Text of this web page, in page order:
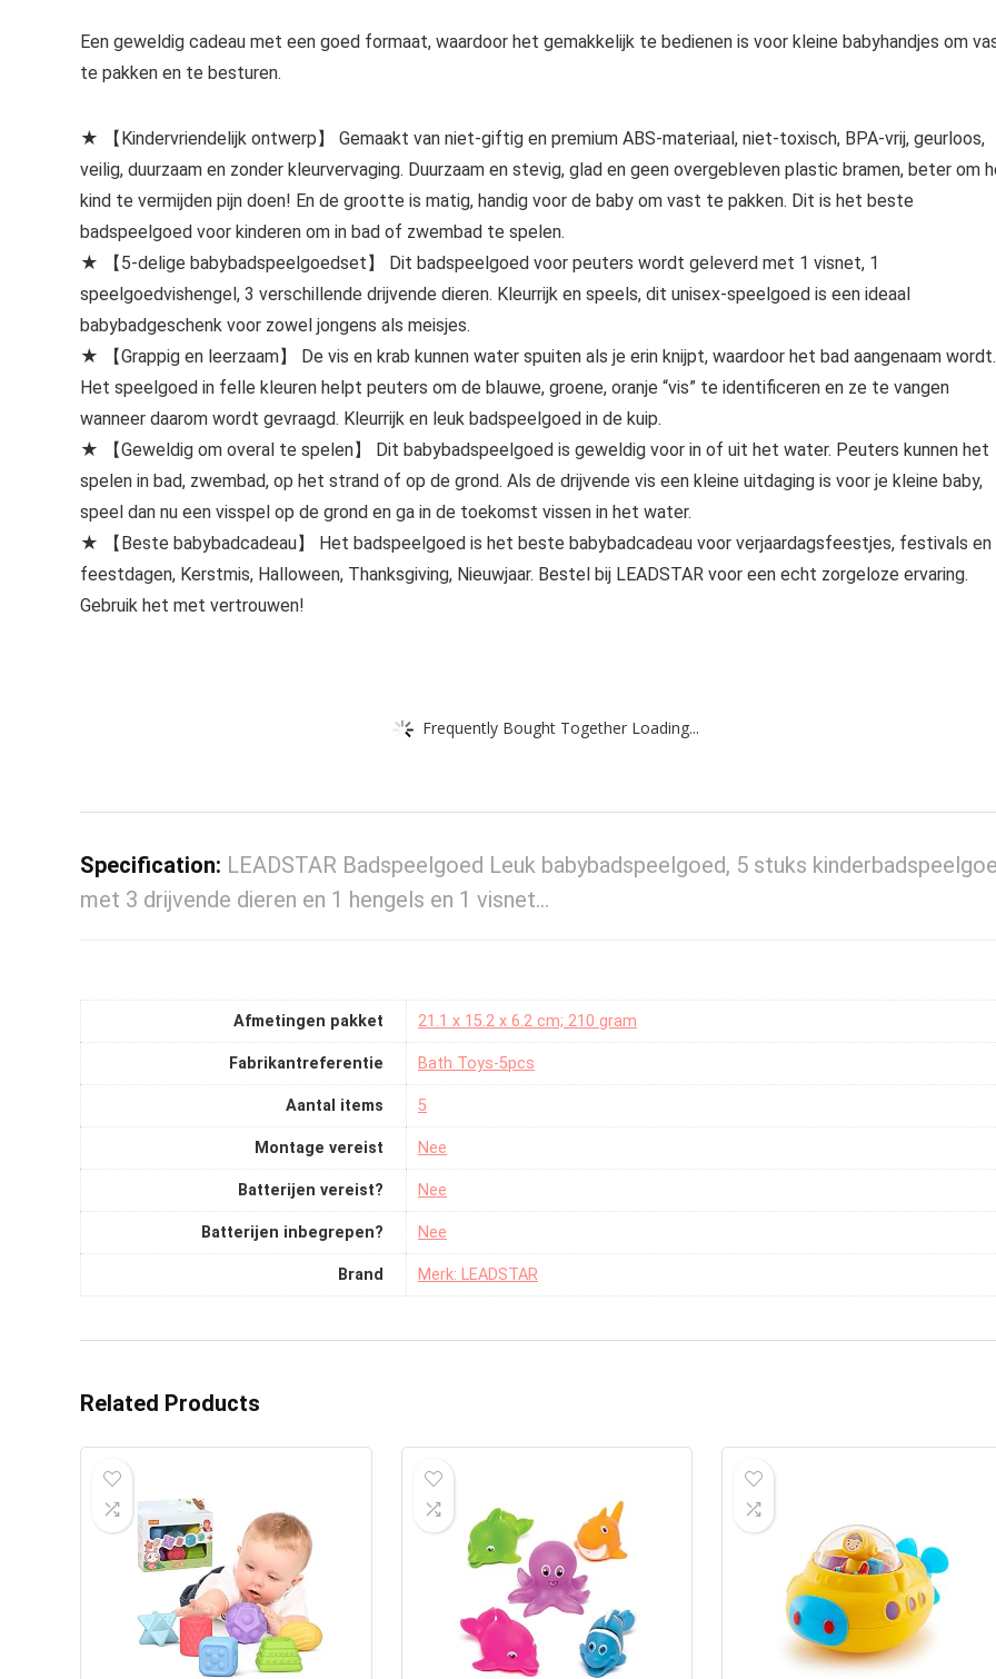
Een geweldig cadeau met een goed formaat, waardoor het gemakkelijk te bedienen is voor kleine babyhandjes om
te pakken en te besturen.
★ 【Kindervriendelijk ontwerp】 Gemaakt van niet-giftig en premium ABS-materiaal, niet-toxisch, BPA-vrij, geurloos,
veilig, duurzaam en zonder kleurvervaging. Duurzaam en stevig, glad en geen overgebleven plastic bramen, beter om
kind te vermijden pijn doen! En de grootte is matig, handig voor de baby om vast te pakken. Dit is het beste
badspeelgoed voor kinderen om in bad of zwembad te spelen.
★ 【5-delige babybadspeelgoedset】 Dit badspeelgoed voor peuters wordt geleverd met 1 visnet, 1
speelgoedvishengel, 3 verschillende drijvende dieren. Kleurrijk en speels, dit unisex-speelgoed is een ideaal
babybadgeschenk voor zowel jongens als meisjes.
★ 【Grappig en leerzaam】 De vis en krab kunnen water spuiten als je erin knijpt, waardoor het bad aangenaam wordt.
Het speelgoed in felle kleuren helpt peuters om de blauwe, groene, oranje “vis” te identificeren en ze te vangen
wanneer daarom wordt gevraagd. Kleurrijk en leuk badspeelgoed in de kuip.
★ 【Geweldig om overal te spelen】 Dit babybadspeelgoed is geweldig voor in of uit het water. Peuters kunnen het
spelen in bad, zwembad, op het strand of op de grond. Als de drijvende vis een kleine uitdaging is voor je kleine baby,
speel dan nu een visspel op de grond en ga in de toekomst vissen in het water.
★ 【Beste babybadcadeau】 Het badspeelgoed is het beste babybadcadeau voor verjaardagsfeestjes, festivals en
feestdagen, Kerstmis, Halloween, Thanksgiving, Nieuwjaar. Bestel bij LEADSTAR voor een echt zorgeloze ervaring.
Gebruik het met vertrouwen!
Frequently Bought Together Loading...
Specification: LEADSTAR Badspeelgoed Leuk babybadspeelgoed, 5 stuks
met 3 drijvende dieren en 1 hengels en 1 visnet…
Afmetingen pakket ‎21.1 x 15.2 x 6.2 cm; 210 gram
Fabrikantreferentie ‎Bath Toys-5pcs
Aantal items ‎5
Montage vereist ‎Nee
Batterijen vereist? ‎Nee
Batterijen inbegrepen? ‎Nee
Brand Merk: LEADSTAR
Related Products